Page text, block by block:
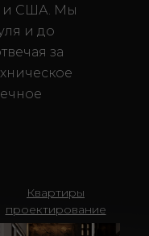
и США. Мы
и до
за
Квартиры
проектирование